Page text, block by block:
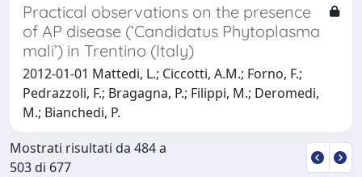
Practical observations on the presence
of AP disease (‘Candidatus Phytoplasma
mali’) in Trentino (Italy)
2012-01-01 Mattedi, L.; Ciccotti, A.M.; Forno, F.;
Pedrazzoli, F.; Bragagna, P.; Filippi, M.; Deromedi,
M.; Bianchedi, P.
Mostrati risultati da 484 a
503 di 677